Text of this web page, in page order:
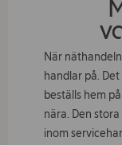
När
handlar på.
beställs hem
nära. Den
inom